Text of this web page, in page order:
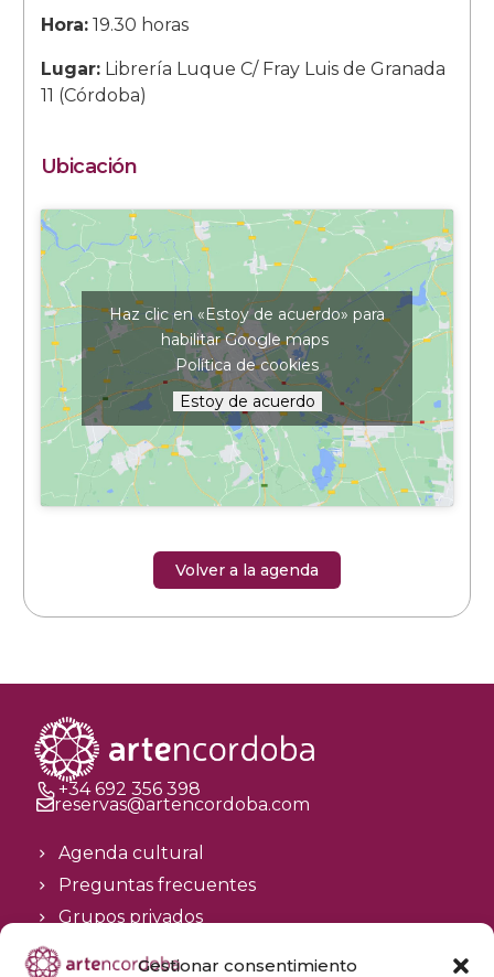
Gestionar consentimiento
Hora:19.30 horas
Lugar:Librería Luque C/ Fray Luis de Granada
11 (Córdoba)
Ubicación
Haz clic en «Estoy de acuerdo» para
habilitar Google maps
Política de cookies
Estoy de acuerdo
Volver a la agenda
+34 692 356 398
reservas@artencordoba.com
Agenda cultural
Preguntas frecuentes
Grupos privados